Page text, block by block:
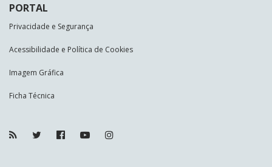
PORTAL
Privacidade e Segurança
Acessibilidade e Política de Cookies
Imagem Gráfica
Ficha Técnica